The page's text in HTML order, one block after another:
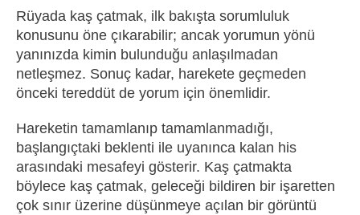
Rüyada kaş çatmak, ilk bakışta sorumluluk
konusunu öne çıkarabilir; ancak yorumun yönü
yanınızda kimin bulunduğu anlaşılmadan
netleşmez. Sonuç kadar, harekete geçmeden
önceki tereddüt de yorum için önemlidir.
Hareketin tamamlanıp tamamlanmadığı,
başlangıçtaki beklenti ile uyanınca kalan his
arasındaki mesafeyi gösterir. Kaş çatmakta
böylece kaş çatmak, geleceği bildiren bir işaretten
çok sınır üzerine düşünmeye açılan bir görüntü